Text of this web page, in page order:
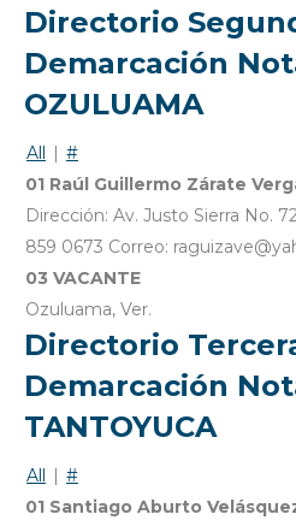
Directorio
Demarcación
OZULUAMA
All | #
01 Raúl Guillermo Zárate
Dirección: Av. Justo Sierra No.
859 0673 Correo:
03 VACANTE
Ozuluama, Ver.
Directorio
Demarcación
TANTOYUCA
All | #
01 Santiago Aburto